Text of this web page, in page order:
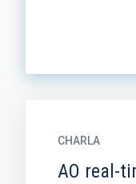
CHARLA
AO real-